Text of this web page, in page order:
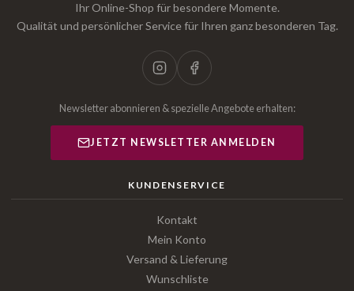
Ihr Online-Shop für besondere Momente.
Qualität und persönlicher Service für Ihren ganz besonderen Tag.
Newsletter abonnieren & spezielle Angebote erhalten:
JETZT NEWSLETTER ANMELDEN
KUNDENSERVICE
Kontakt
Mein Konto
Versand & Lieferung
Wunschliste